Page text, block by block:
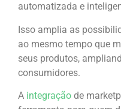
automatizada e
Isso amplia as
ao mesmo tempo que
seus produtos,
consumidores.
A integração de